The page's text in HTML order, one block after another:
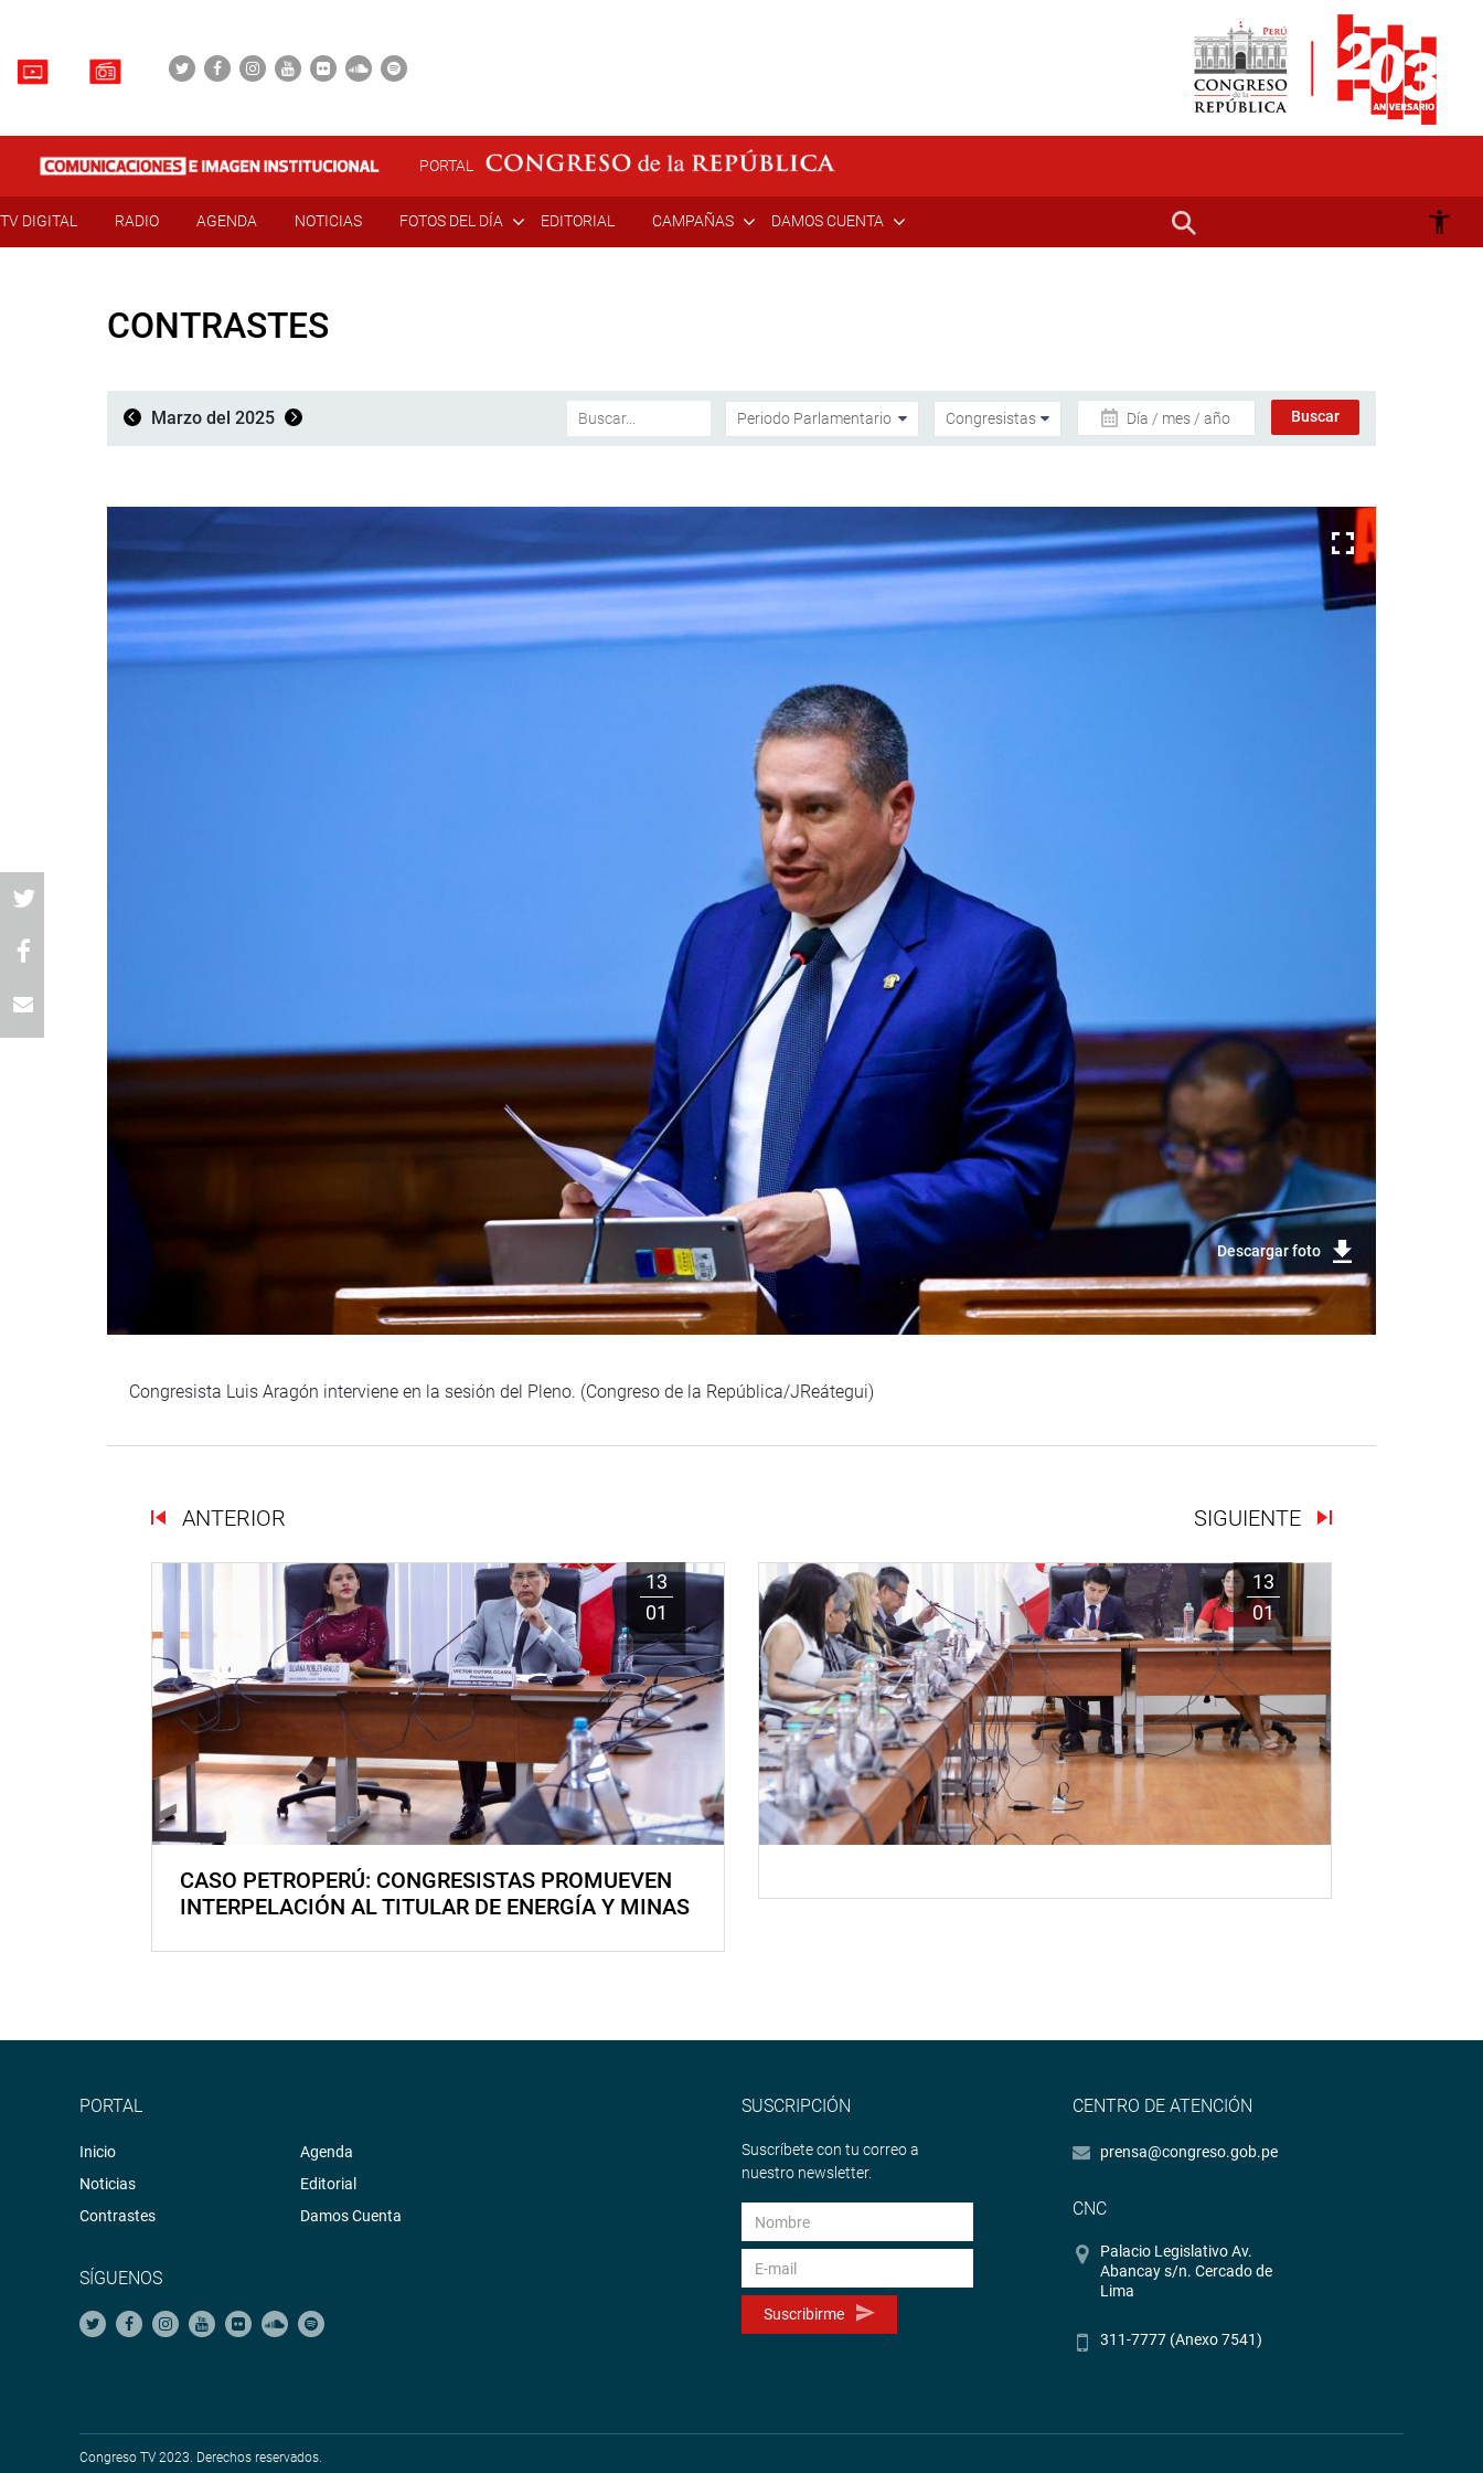
PORTAL
TV DIGITAL RADIO AGENDA NOTICIAS FOTOS DEL DÍA EDITORIAL CAMPAÑAS DAMOS CUENTA
CONTRASTES
Marzo del 2025 Día / mes / año
Descargar foto
Congresista Luis Aragón interviene en la sesión del Pleno. (Congreso de la República/JReátegui)
ANTERIOR SIGUIENTE
13
01
CASO PETROPERÚ: CONGRESISTAS PROMUEVEN
INTERPELACIÓN AL TITULAR DE ENERGÍA Y MINAS
13
01
PORTAL
Inicio
Noticias
Contrastes
Agenda
Editorial
Damos Cuenta
SÍGUENOS
SUSCRIPCIÓN
Suscríbete con tu correo a
nuestro newsletter.
Suscribirme
CENTRO DE ATENCIÓN
prensa@congreso.gob.pe
CNC
Palacio Legislativo Av.
Abancay s/n. Cercado de
Lima
311-7777 (Anexo 7541)
Congreso TV 2023. Derechos reservados.